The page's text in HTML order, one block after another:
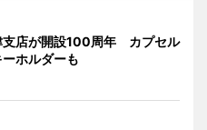
支店が開設100周年 カプセル
ーホルダーも